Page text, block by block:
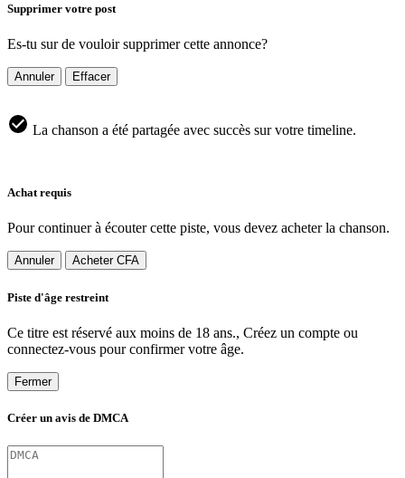
Supprimer votre post
Es-tu sur de vouloir supprimer cette annonce?
Annuler Effacer
La chanson a été partagée avec succès sur votre timeline.
Achat requis
Pour continuer à écouter cette piste, vous devez acheter la chanson.
Annuler Acheter CFA
Piste d'âge restreint
Ce titre est réservé aux moins de 18 ans., Créez un compte ou
connectez-vous pour confirmer votre âge.
Fermer
Créer un avis de DMCA